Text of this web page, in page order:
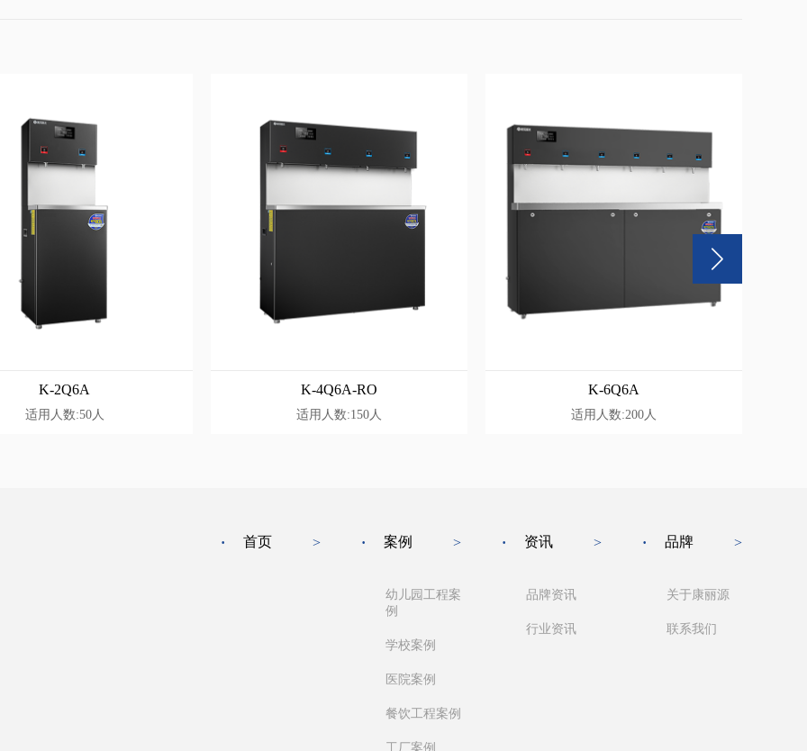
K-2Q6A
适用人数:50人
K-4Q6A-RO
适用人数:150人
K-6Q6A
适用人数:200人
· 首页 > · 案例 >
幼儿园工程案
例
学校案例
医院案例
餐饮工程案例
工厂案例
· 资讯 >
品牌资讯
行业资讯
· 品牌 >
关于康丽源
联系我们